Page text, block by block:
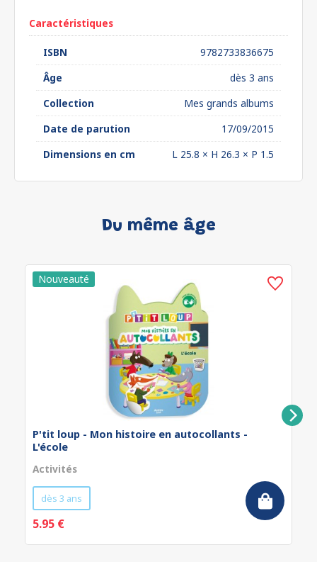
Caractéristiques
ISBN
9782733836675
Âge
dès 3 ans
Collection
Mes grands albums
Date de parution
17/09/2015
Dimensions en cm
L 25.8 × H 26.3 × P 1.5
Du même âge
P'tit loup - Mon histoire en autocollants -
L'école
Activités
dès 3 ans
5.95 €